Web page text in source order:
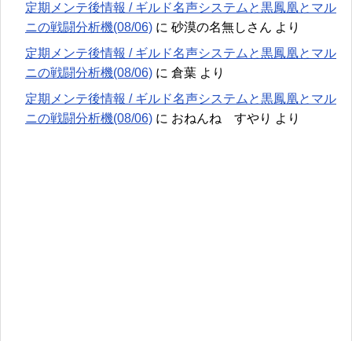
定期メンテ後情報 / ギルド名声システムと黒鳳凰とマル
ニの戦闘分析機(08/06) に 砂漠の名無しさん より
定期メンテ後情報 / ギルド名声システムと黒鳳凰とマル
ニの戦闘分析機(08/06) に 倉葉 より
定期メンテ後情報 / ギルド名声システムと黒鳳凰とマル
ニの戦闘分析機(08/06) に おねんね すやり より